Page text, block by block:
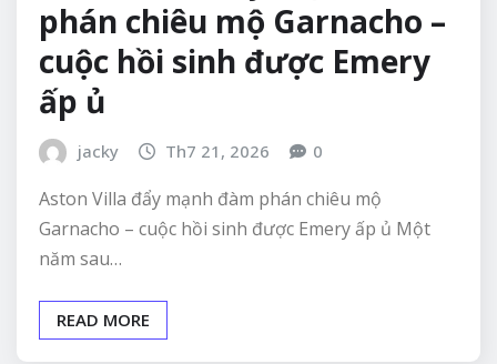
phán chiêu mộ Garnacho –
cuộc hồi sinh được Emery
ấp ủ
jacky Th7 21, 2026 0
Aston Villa đẩy mạnh đàm phán chiêu mộ
Garnacho – cuộc hồi sinh được Emery ấp ủ Một
năm sau…
READ MORE